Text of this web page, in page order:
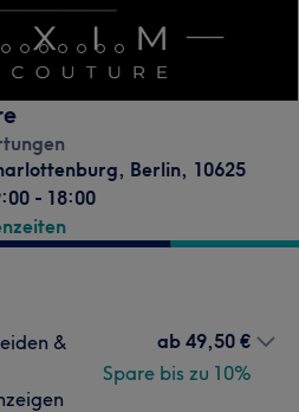
, Berlin, 10625
- 18:00
&
ab 49,50 €
Spare bis zu 10%